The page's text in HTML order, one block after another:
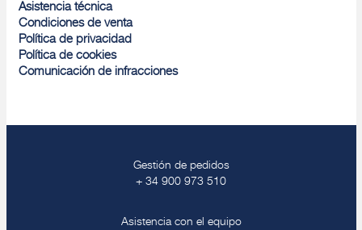
Asistencia técnica
Condiciones de venta
Política de privacidad
Política de cookies
Comunicación de infracciones
Gestión de pedidos
+ 34 900 973 510
Asistencia con el equipo